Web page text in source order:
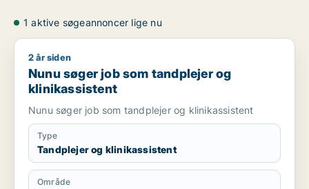
1 aktive søgeannoncer lige nu
Nunu søger job som tandplejer og klinikassistent
2 år siden
Nunu søger job som tandplejer og
klinikassistent
Nunu søger job som tandplejer og klinikassistent
Type
Tandplejer og klinikassistent
Område